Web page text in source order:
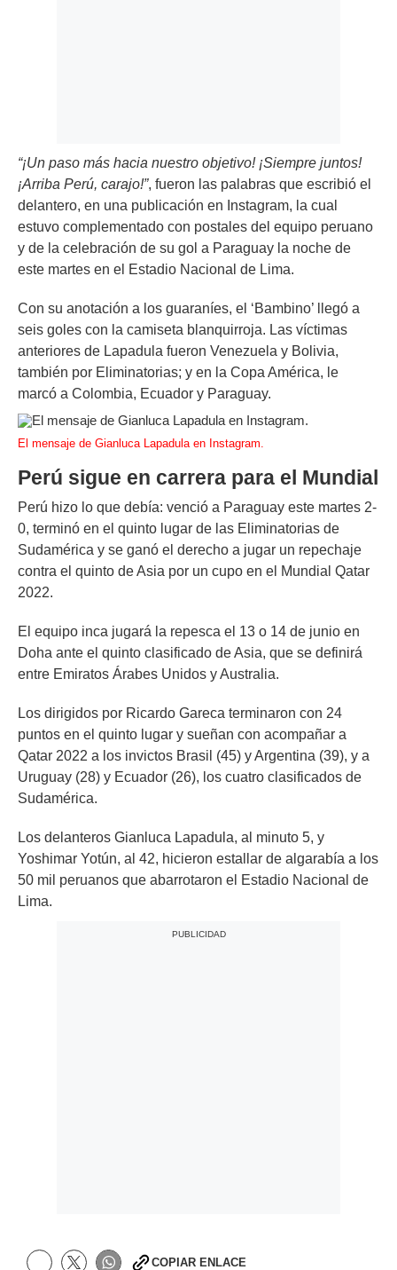
“¡Un paso más hacia nuestro objetivo! ¡Siempre juntos!
¡Arriba Perú, carajo!”, fueron las palabras que escribió el
delantero, en una publicación en Instagram, la cual
estuvo complementado con postales del equipo peruano
y de la celebración de su gol a Paraguay la noche de
este martes en el Estadio Nacional de Lima.
Con su anotación a los guaraníes, el ‘Bambino’ llegó a
seis goles con la camiseta blanquirroja. Las víctimas
anteriores de Lapadula fueron Venezuela y Bolivia,
también por Eliminatorias; y en la Copa América, le
marcó a Colombia, Ecuador y Paraguay.
El mensaje de Gianluca Lapadula en Instagram.
Perú sigue en carrera para el Mundial
Perú hizo lo que debía: venció a Paraguay este martes 2-
0, terminó en el quinto lugar de las Eliminatorias de
Sudamérica y se ganó el derecho a jugar un repechaje
contra el quinto de Asia por un cupo en el Mundial Qatar
2022.
El equipo inca jugará la repesca el 13 o 14 de junio en
Doha ante el quinto clasificado de Asia, que se definirá
entre Emiratos Árabes Unidos y Australia.
Los dirigidos por Ricardo Gareca terminaron con 24
puntos en el quinto lugar y sueñan con acompañar a
Qatar 2022 a los invictos Brasil (45) y Argentina (39), y a
Uruguay (28) y Ecuador (26), los cuatro clasificados de
Sudamérica.
Los delanteros Gianluca Lapadula, al minuto 5, y
Yoshimar Yotún, al 42, hicieron estallar de algarabía a los
50 mil peruanos que abarrotaron el Estadio Nacional de
Lima.
COPIAR ENLACE